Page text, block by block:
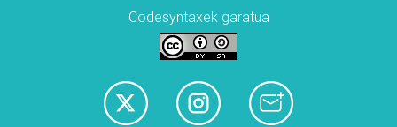
Codesyntaxek garatua